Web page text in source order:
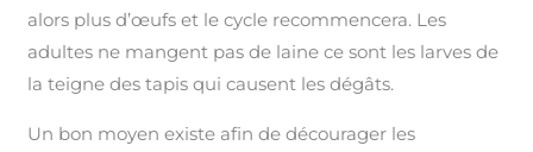
alors plus d’œufs et le cycle recommencera. Les
adultes ne mangent pas de laine ce sont les larves de
la teigne des tapis qui causent les dégâts.
Un bon moyen existe afin de décourager les